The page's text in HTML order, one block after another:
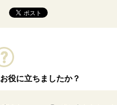
役に立ちましたか？